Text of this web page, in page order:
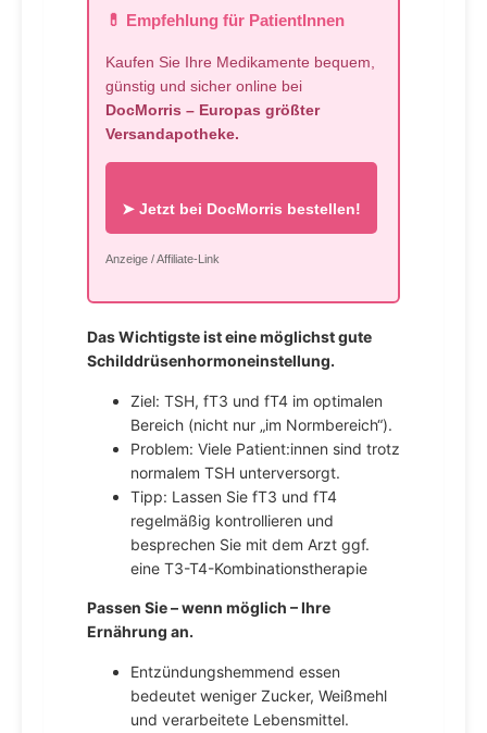
💊 Empfehlung für PatientInnen
Kaufen Sie Ihre Medikamente bequem,
günstig und sicher online bei
DocMorris – Europas größter
Versandapotheke.
➤ Jetzt bei DocMorris bestellen!
Anzeige / Affiliate-Link
Das Wichtigste ist eine möglichst gute
Schilddrüsenhormoneinstellung.
Ziel: TSH, fT3 und fT4 im optimalen
Bereich (nicht nur „im Normbereich“).
Problem: Viele Patient:innen sind trotz
normalem TSH unterversorgt.
Tipp: Lassen Sie fT3 und fT4
regelmäßig kontrollieren und
besprechen Sie mit dem Arzt ggf.
eine T3-T4-Kombinationstherapie
Passen Sie – wenn möglich – Ihre
Ernährung an.
Entzündungshemmend essen
bedeutet weniger Zucker, Weißmehl
und verarbeitete Lebensmittel.